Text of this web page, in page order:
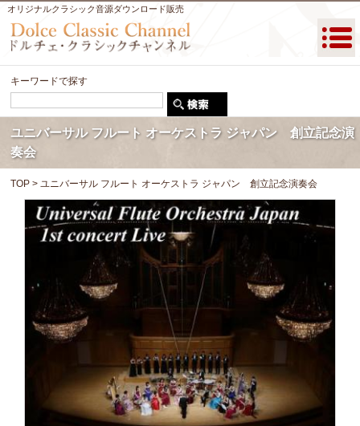
オリジナルクラシック音源ダウンロード販売
キーワードで探す
ユニバーサル フルート オーケストラ ジャパン 創立記念演
奏会
TOP > ユニバーサル フルート オーケストラ ジャパン 創立記念演奏会